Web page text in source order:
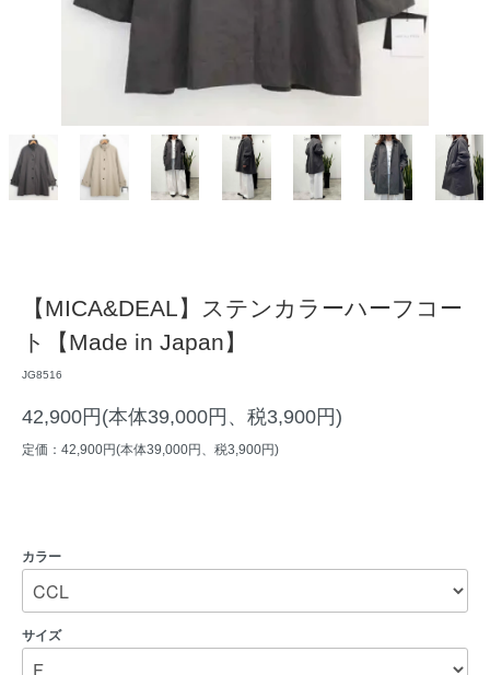
【MICA&DEAL】ステンカラーハーフコー
ト【Made in Japan】
JG8516
42,900円(本体39,000円、税3,900円)
定価：42,900円(本体39,000円、税3,900円)
カラー
サイズ